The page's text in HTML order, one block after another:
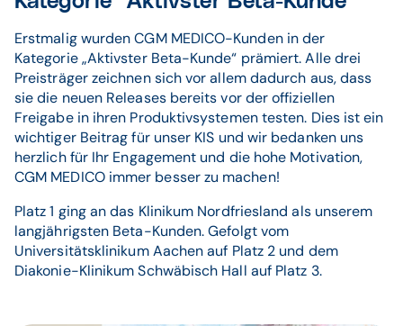
Erstmalig wurden CGM MEDICO-Kunden in der
Kategorie „Aktivster Beta-Kunde“ prämiert. Alle drei
Preisträger zeichnen sich vor allem dadurch aus, dass
sie die neuen Releases bereits vor der offiziellen
Freigabe in ihren Produktivsystemen testen. Dies ist ein
wichtiger Beitrag für unser KIS und wir bedanken uns
herzlich für Ihr Engagement und die hohe Motivation,
CGM MEDICO immer besser zu machen!
Platz 1 ging an das Klinikum Nordfriesland als unserem
langjährigsten Beta-Kunden. Gefolgt vom
Universitätsklinikum Aachen auf Platz 2 und dem
Diakonie-Klinikum Schwäbisch Hall auf Platz 3.